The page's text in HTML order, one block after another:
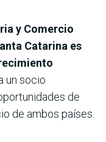
y Comercio
Catarina es
un socio
de
de ambos países.